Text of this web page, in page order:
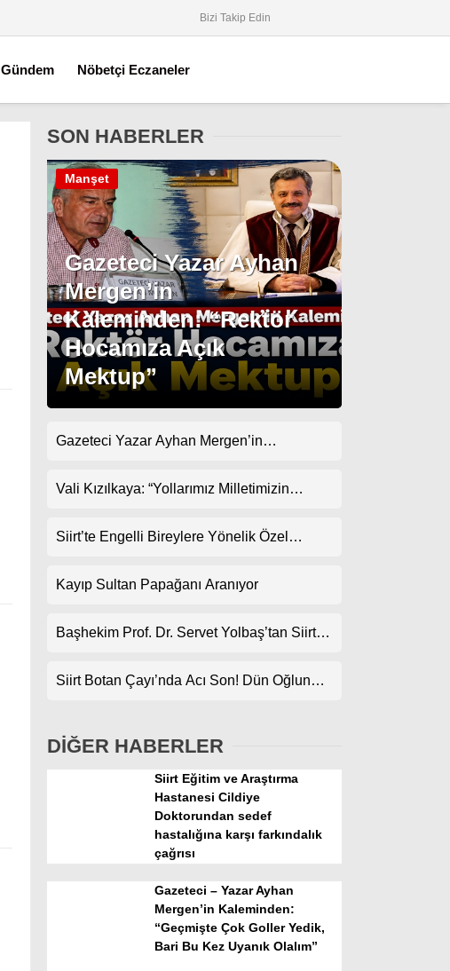
Gündem
Spor
Teknoloji
WhatsApp İhbar Hattı
Bizi Takip Edin
Gündem Nöbetçi Eczaneler
SON HABERLER
Gazeteci Yazar Ayhan
Mergen’in
Kaleminden: “Rektör
Hocamıza Açık
Mektup”
Manşet
Gazeteci Yazar Ayhan Mergen’in
Koyulan Bir Dönem”
Vali Kızılkaya: “Yollarımız Milletimizin
Siirt’te Engelli Bireylere Yönelik Özel
Kayıp Sultan Papağanı Aranıyor
Başhekim Prof. Dr. Servet Yolbaş’tan Siirt’e
Siirt Botan Çayı’nda Acı Son! Dün Oğlunun,
DİĞER HABERLER
Siirt Eğitim ve Araştırma
Hastanesi Cildiye
Doktorundan sedef
hastalığına karşı farkındalık
çağrısı
Gazeteci – Yazar Ayhan
Mergen’in Kaleminden:
“Geçmişte Çok Goller Yedik,
Bari Bu Kez Uyanık Olalım”